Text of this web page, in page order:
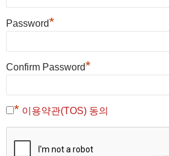
Password*
Confirm Password*
* 이용약관(TOS) 동의